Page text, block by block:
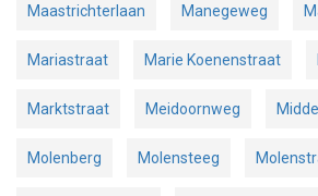
Maastrichterlaan Manegeweg
Mariastraat Marie Koenenstraat
Marktstraat Meidoornweg
Molenberg Molensteeg